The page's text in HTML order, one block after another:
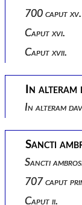
700 caput xv.
Caput xvi.
Caput xvii.
In alteram
In alteram
Sancti
Sancti
707 caput
Caput ii.